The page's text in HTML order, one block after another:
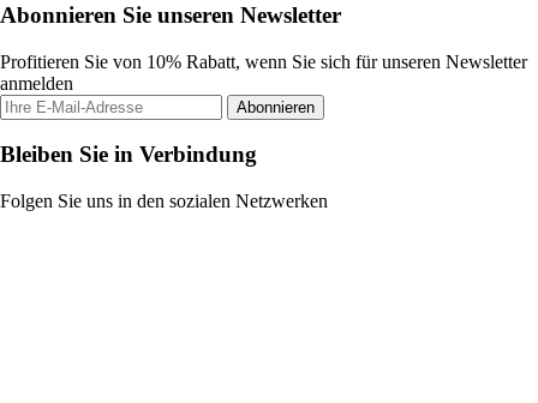
Abonnieren Sie unseren Newsletter
Profitieren Sie von 10% Rabatt, wenn Sie sich für unseren Newsletter
anmelden
Abonnieren
Bleiben Sie in Verbindung
Folgen Sie uns in den sozialen Netzwerken